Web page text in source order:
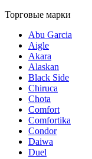
Торговые марки
Abu Garcia
Aigle
Akara
Alaskan
Black Side
Chiruca
Chota
Comfort
Comfortika
Condor
Daiwa
Duel